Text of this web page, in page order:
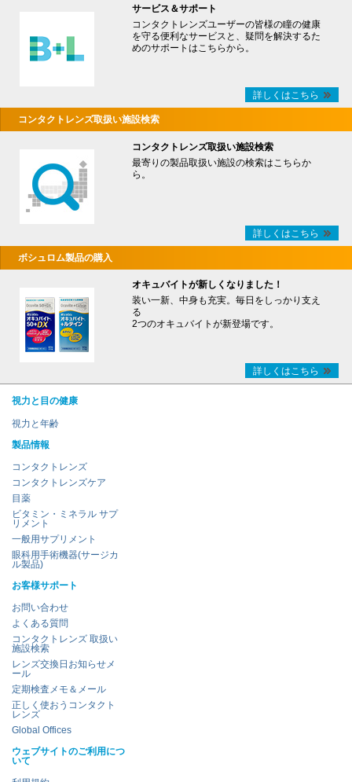
サービス＆サポート
コンタクトレンズユーザーの皆様の瞳の健康
を守る便利なサービスと、疑問を解決するた
めのサポートはこちらから。
詳しくはこちら
コンタクトレンズ取扱い施設検索
コンタクトレンズ取扱い施設検索
最寄りの製品取扱い施設の検索はこちらか
ら。
詳しくはこちら
ボシュロム製品の購入
オキュバイトが新しくなりました！
装い一新、中身も充実。毎日をしっかり支え
る
2つのオキュバイトが新登場です。
詳しくはこちら
視力と目の健康
視力と年齢
製品情報
コンタクトレンズ
コンタクトレンズケア
目薬
ビタミン・ミネラル サプ
リメント
一般用サプリメント
眼科用手術機器(サージカ
ル製品)
お客様サポート
お問い合わせ
よくある質問
コンタクトレンズ 取扱い
施設検索
レンズ交換日お知らせメ
ール
定期検査メモ＆メール
正しく使おうコンタクト
レンズ
Global Offices
ウェブサイトのご利用につ
いて